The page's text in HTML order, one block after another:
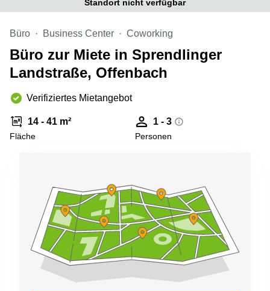
Berlin
Mitte
Büro
mieten
Tagungsraum
Büro
Nürnberg
Meetingraum
Berlin
Coworking
Str. 720-
726 Köln
62 Köln
Erna-
Scheffler-
Str. 1A
Ludwig-
Erhard-
Straße 18
Hamburg
Standort nicht verfügbar
Büro Business Center Coworking
Büro zur Miete in Sprendlinger
Landstraße, Offenbach
Verifiziertes Mietangebot
14 - 41 m²
Fläche
1 - 3
Personen